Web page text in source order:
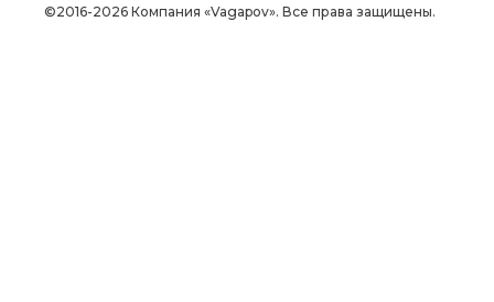
©2016-2026 Компания «Vagapov». Все права защищены.